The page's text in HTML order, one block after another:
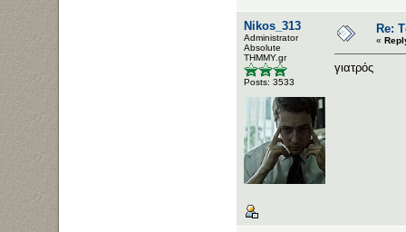
Nikos_313
Administrator
Αbsolute
ΤΗΜΜΥ.gr
Posts: 3533
Re:
«
γιατρός